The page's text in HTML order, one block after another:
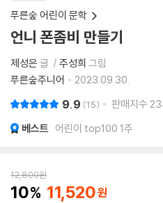
푸른숲 어린이 문학
언니 폰좀비 만들기
제성은 글 주성희 그림
푸른숲주니어
2023.09.30.
9.9 15 판매지수
베스트 어린이 top100 1주
12,800원
10 11,520